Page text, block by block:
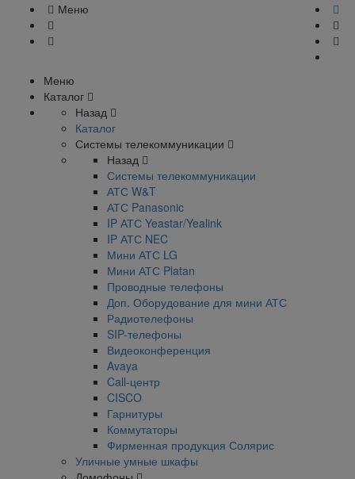
Меню
Меню
Каталог
Назад
Каталог
Системы телекоммуникации
Назад
Системы телекоммуникации
АТС W&T
АТС Panasonic
IP АТС Yeastar/Yealink
IP АТС NEC
Мини АТС LG
Мини АТС Platan
Проводные телефоны
Доп. Оборудование для мини АТС
Радиотелефоны
SIP-телефоны
Видеоконференция
Avaya
Call-центр
CISCO
Гарнитуры
Коммутаторы
Фирменная продукция Солярис
Уличные умные шкафы